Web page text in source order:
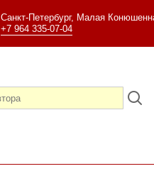
Санкт-Петербург, Малая
+7 964 335-07-04